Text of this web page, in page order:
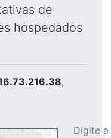
de
hospedados
,
Digite